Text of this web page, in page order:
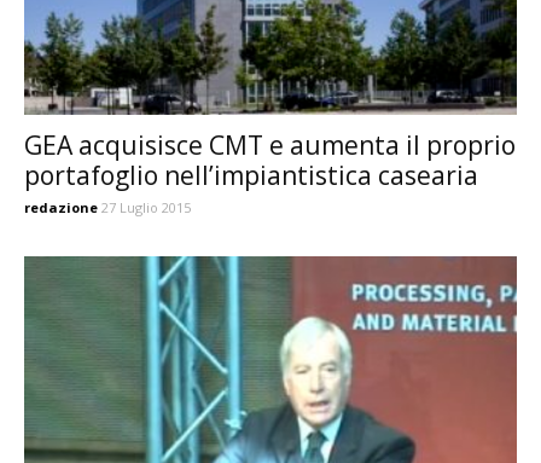
GEA acquisisce CMT e aumenta il proprio
portafoglio nell’impiantistica casearia
redazione 27 Luglio 2015